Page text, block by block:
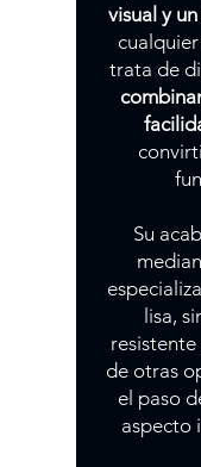
visual y
trata de
Su
lisa,
de otras
el paso
aspecto